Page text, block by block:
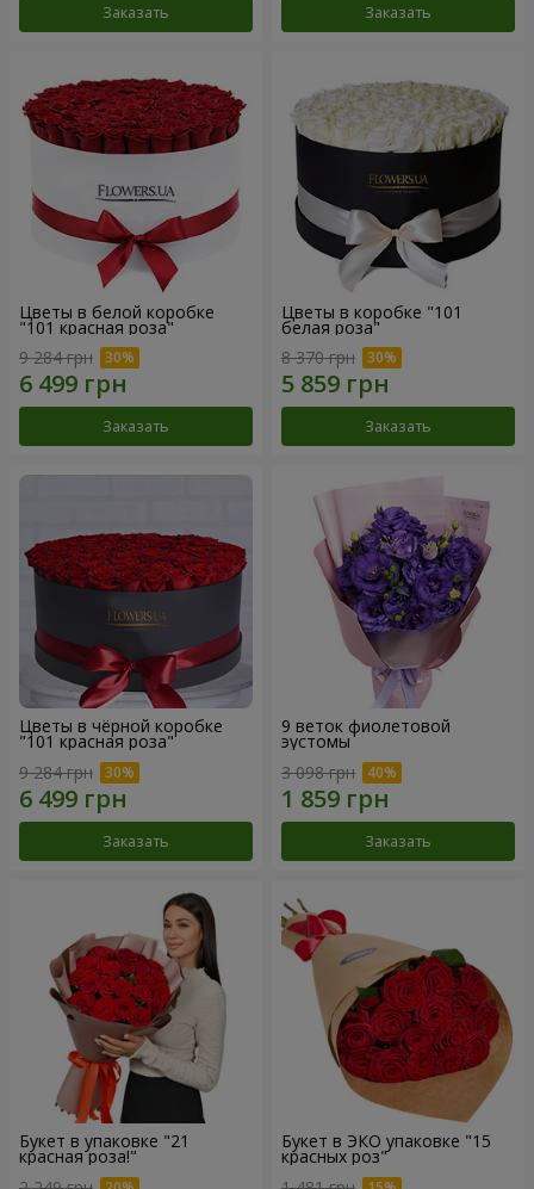
Заказать Заказать
Цветы в белой коробке
"101 красная роза"
9 284 грн
Заказать
Цветы в коробке "101
белая роза"
8 370 грн
Заказать
Цветы в чёрной коробке
"101 красная роза"
9 284 грн
Заказать
9 веток фиолетовой
эустомы
3 098 грн
Заказать
Букет в упаковке "21
красная роза!"
Букет в ЭКО упаковке "15
красных роз"